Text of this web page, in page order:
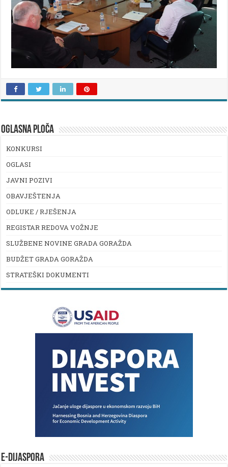
OGLASNA PLOČA
KONKURSI
OGLASI
JAVNI POZIVI
OBAVJEŠTENJA
ODLUKE / RJEŠENJA
REGISTAR REDOVA VOŽNJE
SLUŽBENE NOVINE GRADA GORAŽDA
BUDŽET GRADA GORAŽDA
STRATEŠKI DOKUMENTI
E-DIJASPORA